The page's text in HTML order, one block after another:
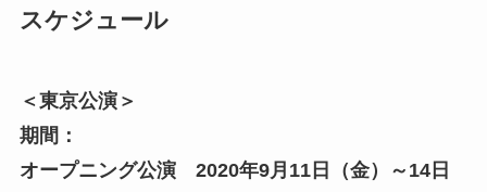
スケジュール
＜東京公演＞
期間：
オープニング公演 2020年9月11日（金）～14日